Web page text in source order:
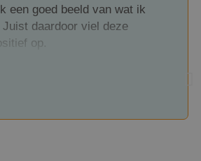
een goed beeld van wat ik
daardoor viel deze
op.
maar wat hem voor mij
neemt uitgebreid de tijd om